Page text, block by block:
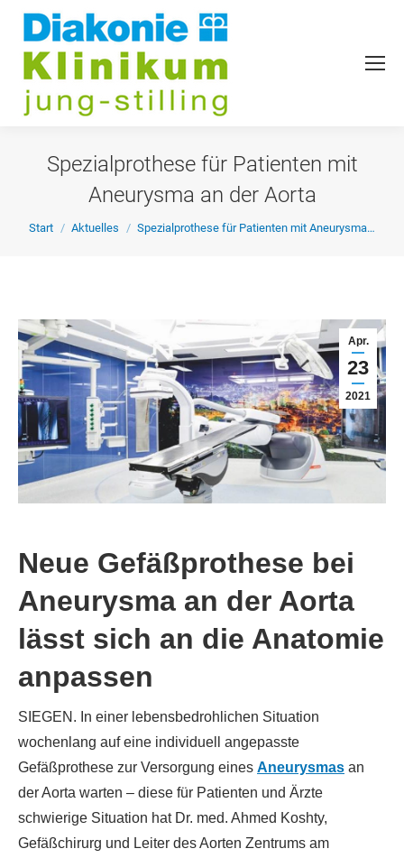
Spezialprothese für Patienten mit
Aneurysma an der Aorta
Sie befinden sich hier:
Start Aktuelles Spezialprothese für Patienten mit Aneurysma…
Apr.
23
2021
Neue Gefäßprothese bei
Aneurysma an der Aorta
lässt sich an die Anatomie
anpassen
SIEGEN. In einer lebensbedrohlichen Situation
wochenlang auf eine individuell angepasste
Gefäßprothese zur Versorgung eines Aneurysmas an
der Aorta warten – diese für Patienten und Ärzte
schwierige Situation hat Dr. med. Ahmed Koshty,
Gefäßchirurg und Leiter des Aorten Zentrums am